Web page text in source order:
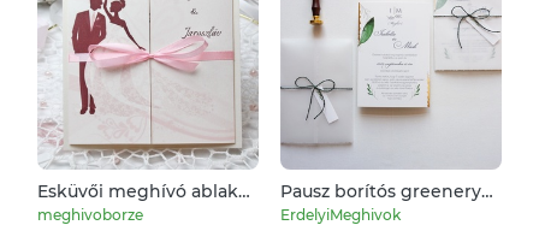
Esküvői meghívó ablakos
formátumban
meghivoborze
Pausz borítós greenery
esküvői meghívó,
ErdelyiMeghivok